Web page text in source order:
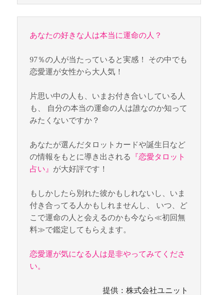
あなたの好きな人は本当に運命の人？
97％の人が当たっていると実感！ その中でも
恋愛運が女性から大人気！
片思い中の人も、いまお付き合いしている人
も、 自分の本当の運命の人は誰なのか知って
みたくないですか？
あなたが選んだタロットカードや誕生日など
の情報をもとに導き出される
『恋愛タロット
占い』 が大好評です！
もしかしたら別れた彼かもしれないし、いま
付き合ってる人かもしれませんし、 いつ、ど
こで運命の人と会えるのかも今なら≪初回無
料≫で鑑定してもらえます。
恋愛運が気になる人は是非やってみてくださ
い。
提供：株式会社ユニット